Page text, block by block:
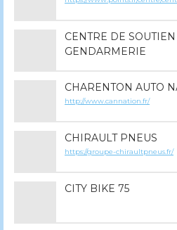
CENTRE DE
GENDARMERIE
CHARENTON AUTO
http://www.cannation.fr/
CHIRAULT PNEUS
https://groupe-chiraultpneus.fr/
CITY BIKE 75